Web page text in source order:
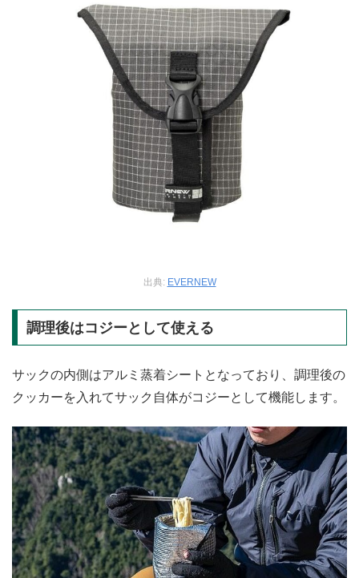
出典: EVERNEW
調理後はコジーとして使える
サックの内側はアルミ蒸着シートとなっており、調理後の
クッカーを入れてサック自体がコジーとして機能します。